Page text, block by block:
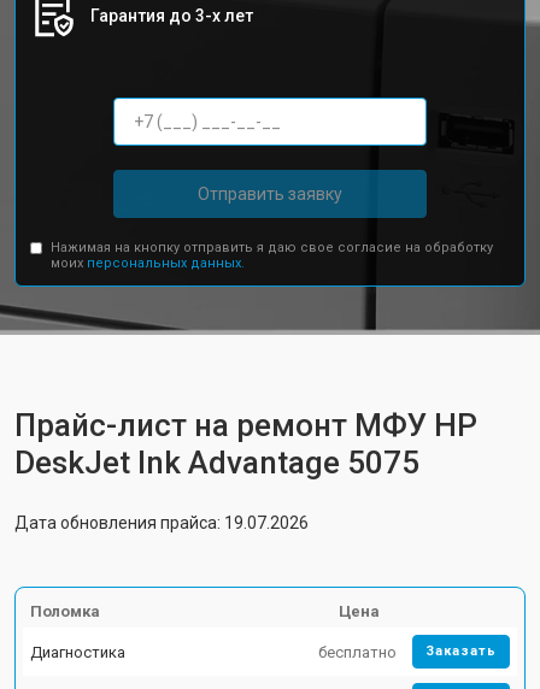
Гарантия до 3-х лет
Отправить заявку
Нажимая на кнопку отправить я даю свое согласие на обработку
моих персональных данных.
Прайс-лист на ремонт МФУ HP
DeskJet Ink Advantage 5075
Дата обновления прайса: 19.07.2026
Поломка Цена
Диагностика бесплатно Заказать